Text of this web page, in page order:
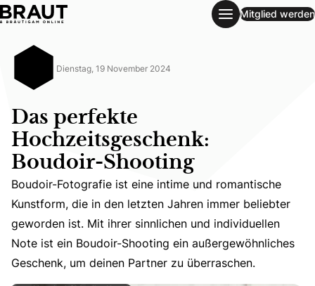
Das perfekte Hochzeitsgeschenk: Boudoir-Shooting
Mitglied werden
Dienstag, 19 November 2024
Das perfekte
Hochzeitsgeschenk:
Boudoir-Shooting
Boudoir-Fotografie ist eine intime und romantische
Boudoir-Fotografie ist eine intime und romantische
Kunstform, die in den letzten Jahren immer beliebter
geworden ist. Mit ihrer sinnlichen und individuellen
Note ist ein Boudoir-Shooting ein außergewöhnliches
Geschenk, um deinen Partner zu überraschen.